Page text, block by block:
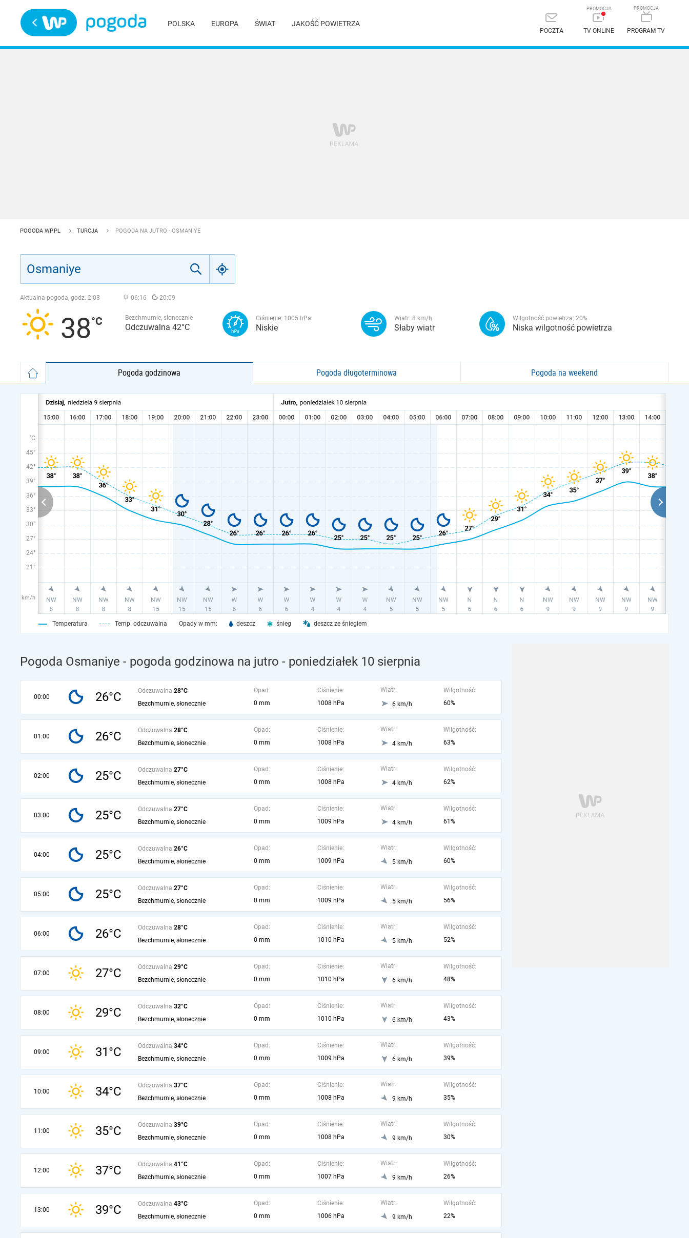
POLSKA EUROPA ŚWIAT JAKOŚĆ POWIETRZA
POCZTA TV ONLINE PROGRAM TV
POGODA WP.PL TURCJA POGODA NA JUTRO - OSMANIYE
Aktualna pogoda, godz. 2:03 06:16 20:09
38 Bezchmurnie, słonecznie
Odczuwalna 42°C
Ciśnienie: 1005 hPa
Niskie
Wiatr: 8 km/h
Słaby wiatr
Wilgotność powietrza: 20%
Niska wilgotność powietrza
Pogoda godzinowa Pogoda długoterminowa Pogoda na weekend
°C
45°
42°
39°
36°
33°
30°
27°
24°
21°
km/h
Temperatura Temp. odczuwalna Opady w mm: deszcz śnieg deszcz ze śniegiem
Pogoda Osmaniye - pogoda godzinowa na jutro - poniedziałek 10 sierpnia
00:00 26°C Odczuwalna 28°C
Bezchmurnie, słonecznie
Opad:
0 mm
Ciśnienie:
1008 hPa
Wiatr:
6 km/h
Wilgotność:
60%
01:00 26°C Odczuwalna 28°C
Bezchmurnie, słonecznie
Opad:
0 mm
Ciśnienie:
1008 hPa
Wiatr:
4 km/h
Wilgotność:
63%
02:00 25°C Odczuwalna 27°C
Bezchmurnie, słonecznie
Opad:
0 mm
Ciśnienie:
1008 hPa
Wiatr:
4 km/h
Wilgotność:
62%
03:00 25°C Odczuwalna 27°C
Bezchmurnie, słonecznie
Opad:
0 mm
Ciśnienie:
1009 hPa
Wiatr:
4 km/h
Wilgotność:
61%
04:00 25°C Odczuwalna 26°C
Bezchmurnie, słonecznie
Opad:
0 mm
Ciśnienie:
1009 hPa
Wiatr:
5 km/h
Wilgotność:
60%
05:00 25°C Odczuwalna 27°C
Bezchmurnie, słonecznie
Opad:
0 mm
Ciśnienie:
1009 hPa
Wiatr:
5 km/h
Wilgotność:
56%
06:00 26°C Odczuwalna 28°C
Bezchmurnie, słonecznie
Opad:
0 mm
Ciśnienie:
1010 hPa
Wiatr:
5 km/h
Wilgotność:
52%
07:00 27°C Odczuwalna 29°C
Bezchmurnie, słonecznie
Opad:
0 mm
Ciśnienie:
1010 hPa
Wiatr:
6 km/h
Wilgotność:
48%
08:00 29°C Odczuwalna 32°C
Bezchmurnie, słonecznie
Opad:
0 mm
Ciśnienie:
1010 hPa
Wiatr:
6 km/h
Wilgotność:
43%
09:00 31°C Odczuwalna 34°C
Bezchmurnie, słonecznie
Opad:
0 mm
Ciśnienie:
1009 hPa
Wiatr:
6 km/h
Wilgotność:
39%
10:00 34°C Odczuwalna 37°C
Bezchmurnie, słonecznie
Opad:
0 mm
Ciśnienie:
1008 hPa
Wiatr:
9 km/h
Wilgotność:
35%
11:00 35°C Odczuwalna 39°C
Bezchmurnie, słonecznie
Opad:
0 mm
Ciśnienie:
1008 hPa
Wiatr:
9 km/h
Wilgotność:
30%
12:00 37°C Odczuwalna 41°C
Bezchmurnie, słonecznie
Opad:
0 mm
Ciśnienie:
1007 hPa
Wiatr:
9 km/h
Wilgotność:
26%
13:00 39°C Odczuwalna 43°C
Bezchmurnie, słonecznie
Opad:
0 mm
Ciśnienie:
1006 hPa
Wiatr:
9 km/h
Wilgotność:
22%